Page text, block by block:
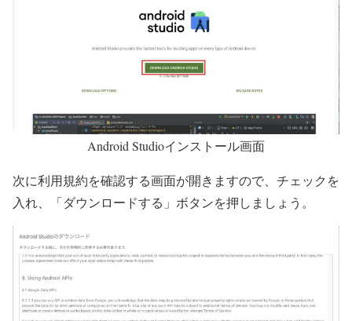
Android Studioインストール画面
次に利用規約を確認する画面が開きますので、 チェックを
入れ、「ダウンロードする」ボタンを押しましょう。